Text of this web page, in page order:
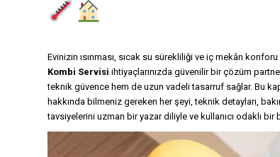
Evinizin ısınması, sıcak su sürekliliği ve iç mekân
Kombi Servisi ihtiyaçlarınızda güvenilir bir çözüm
teknik güvence hem de uzun vadeli tasarruf sağlar. Bu
hakkında bilmeniz gereken her şeyi, teknik detayları,
tavsiyelerini uzman bir yazar diliyle ve kullanıcı odaklı bir